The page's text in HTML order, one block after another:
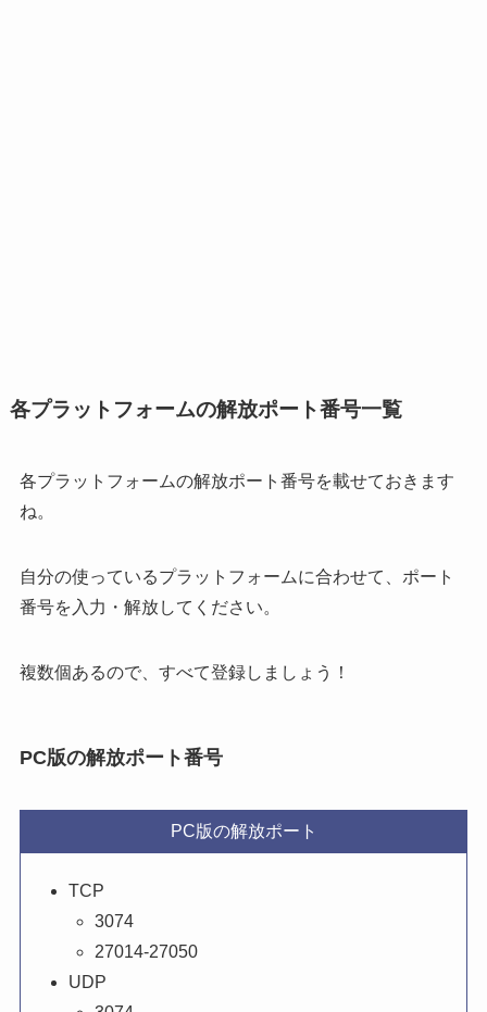
各プラットフォームの解放ポート番号一覧
各プラットフォームの解放ポート番号を載せておきます
ね。
自分の使っているプラットフォームに合わせて、ポート
番号を入力・解放してください。
複数個あるので、すべて登録しましょう！
PC版の解放ポート番号
PC版の解放ポート
TCP
3074
27014-27050
UDP